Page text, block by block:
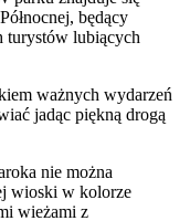
będący
turystów lubiących
ważnych wydarzeń
jadąc piękną drogą
nie można
wioski w kolorze
wieżami z